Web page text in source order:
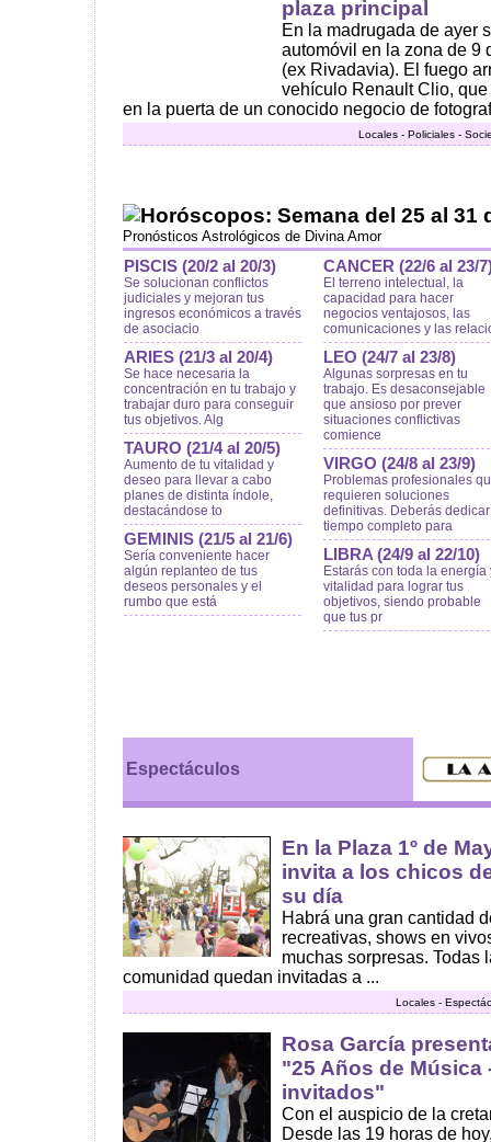
plaza principal
En la madrugada de ayer
automóvil en la zona de 9
(ex Rivadavia). El fuego
vehículo Renault Clio,
en la puerta de un conocido negocio de
Locales - Policiales -
Horóscopos: Semana del 25 al 31
Pronósticos Astrológicos de Divina Amor
PISCIS (20/2 al 20/3)
Se solucionan conflictos
judiciales y mejoran tus
ingresos económicos a través
de asociacio
ARIES (21/3 al 20/4)
Se hace necesaria la
concentración en tu trabajo y
trabajar duro para conseguir
tus objetivos. Alg
TAURO (21/4 al 20/5)
Aumento de tu vitalidad y
deseo para llevar a cabo
planes de distinta índole,
destacándose to
GEMINIS (21/5 al 21/6)
Sería conveniente hacer
algún replanteo de tus
deseos personales y el
rumbo que está
CANCER (22/6 al 23/
El terreno intelectual, la
capacidad para hacer
negocios ventajosos, las
comunicaciones y las
LEO (24/7 al 23/8)
Algunas sorpresas en tu
trabajo. Es desaconsejable
que ansioso por prever
situaciones conflictivas
comience
VIRGO (24/8 al 23/9)
Problemas profesionales
requieren soluciones
definitivas. Deberás dedicar
tiempo completo para
LIBRA (24/9 al 22/10)
Estarás con toda la energía
vitalidad para lograr tus
objetivos, siendo probable
que tus pr
Espectáculos
En la Plaza 1º de
invita a los chicos
su día
Habrá una gran cantidad
recreativas, shows en
muchas sorpresas. Todas
comunidad quedan invitadas a ...
Locales -
Rosa García
"25 Años de Música
invitados"
Con el auspicio de la
Desde las 19 horas de